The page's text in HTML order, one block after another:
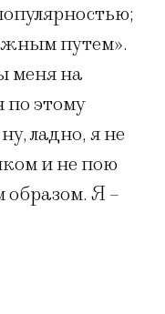
путем».
меня на
по этому
ладно, я не
и не пою
Я –